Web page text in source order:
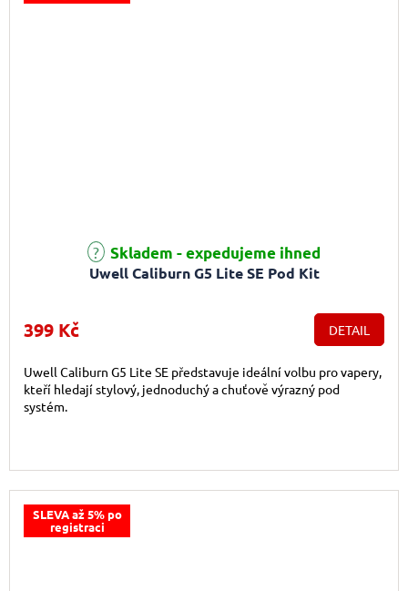
Uwell Caliburn G5 Lite SE Pod Kit
Skladem - expedujeme ihned
399 Kč DETAIL
Uwell Caliburn G5 Lite SE představuje ideální volbu pro vapery,
kteří hledají stylový, jednoduchý a chuťově výrazný pod
systém.
SLEVA až 5% po
registraci